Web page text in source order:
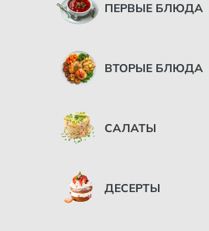
ПЕРВЫЕ БЛЮДА
ВТОРЫЕ БЛЮДА
САЛАТЫ
ДЕСЕРТЫ